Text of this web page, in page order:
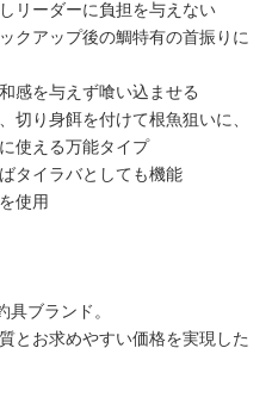
リーダーに負担を与えない
クアップ後の鯛特有の首振りに
感を与えず喰い込ませる
り身餌を付けて根魚狙いに、
使える万能タイプ
タイラバとしても機能
使用
ブランド。
とお求めやすい価格を実現した